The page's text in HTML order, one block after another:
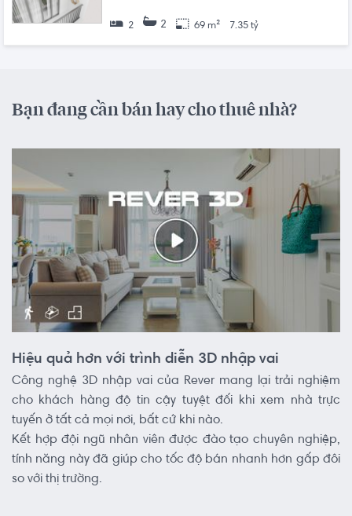
2 2 69 m² 7.35 tỷ
Bạn đang cần bán hay cho thuê nhà?
Hiệu quả hơn với trình diễn 3D nhập vai
Công nghệ 3D nhập vai của Rever mang lại trải nghiệm
cho khách hàng độ tin cậy tuyệt đối khi xem nhà trực
tuyến ở tất cả mọi nơi, bất cứ khi nào.
Kết hợp đội ngũ nhân viên được đào tạo chuyên nghiệp,
tính năng này đã giúp cho tốc độ bán nhanh hơn gấp đôi
so với thị trường.